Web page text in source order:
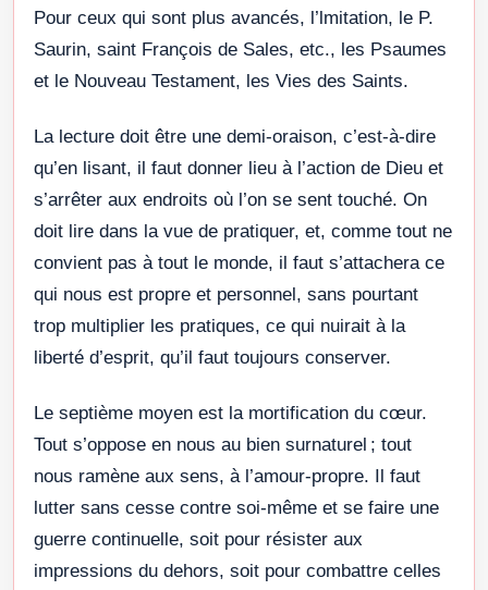
Pour ceux qui sont plus avancés, l’lmitation, le P.
Saurin, saint François de Sales, etc., les Psaumes
et le Nouveau Testament, les Vies des Saints.
La lecture doit être une demi-oraison, c’est-à-dire
qu’en lisant, il faut donner lieu à l’action de Dieu et
s’arrêter aux endroits où l’on se sent touché. On
doit lire dans la vue de pratiquer, et, comme tout ne
convient pas à tout le monde, il faut s’attachera ce
qui nous est propre et personnel, sans pourtant
trop multiplier les pratiques, ce qui nuirait à la
liberté d’esprit, qu’il faut toujours conserver.
Le septième moyen est la mortification du cœur.
Tout s’oppose en nous au bien surnaturel ; tout
nous ramène aux sens, à l’amour-propre. Il faut
lutter sans cesse contre soi-même et se faire une
guerre continuelle, soit pour résister aux
impressions du dehors, soit pour combattre celles